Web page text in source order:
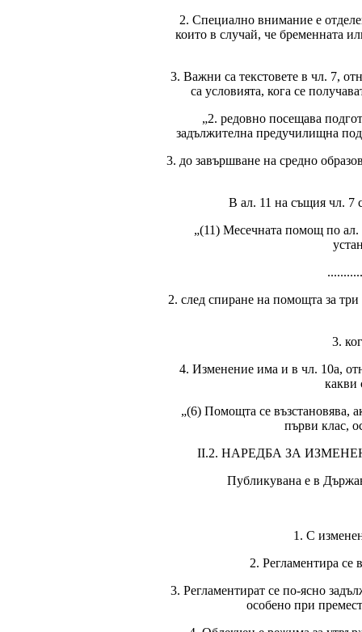
2. Специално внимание е
които в случай, че бременната
3. Важни са текстовете в чл. 7,
са условията, кога се
„2. редовно посещава
задължителна предучилищна
3. до завършване на средно
В ал. 11 на същия чл. 7
„(11) Месечната помощ по ал.
2. след спиране на помощта за
3.
4. Изменение има и в чл. 10а,
какви
„(6) Помощта се възстановява,
първи клас,
ІІ.2. НАРЕДБА ЗА
Публикувана е в
1. С
2. Регламентира се
3. Регламентират се по-ясно
особено при